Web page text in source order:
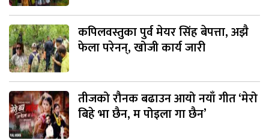
कपिलवस्तुका पुर्व मेयर सिंह बेपत्ता, अझै
फेला परेनन्, खोजी कार्य जारी
तीजको रौनक बढाउन आयो नयाँ गीत ‘मेरो
बिहे भा छैन, म पोइला गा छैन’